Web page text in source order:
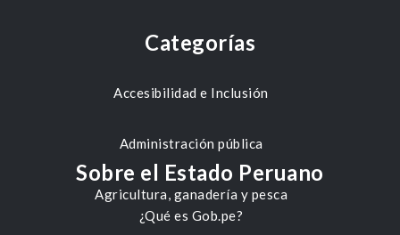
Categorías
Accesibilidad e Inclusión
Administración pública
Agricultura, ganadería y pesca
Sobre el Estado Peruano
¿Qué es Gob.pe?